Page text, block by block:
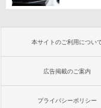
本サイトのご利用につい
広告掲載のご案内
プライバシーポリシー